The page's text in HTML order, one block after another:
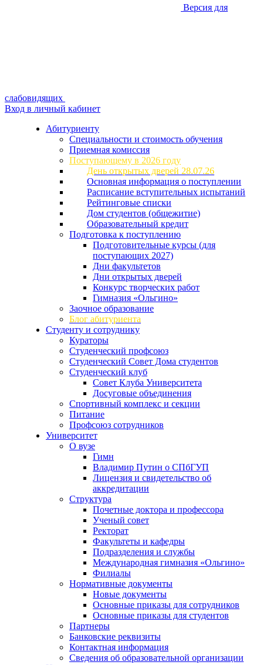
Версия для
слабовидящих
Вход в личный кабинет
Абитуриенту
Специальности и стоимость обучения
Приемная комиссия
Поступающему в 2026 году
День открытых дверей 28.07.26
Основная информация о поступлении
Расписание вступительных испытаний
Рейтинговые списки
Дом студентов (общежитие)
Образовательный кредит
Подготовка к поступлению
Подготовительные курсы (для
поступающих 2027)
Дни факультетов
Дни открытых дверей
Конкурс творческих работ
Гимназия «Ольгино»
Заочное образование
Блог абитуриента
Студенту и сотруднику
Кураторы
Студенческий профсоюз
Студенческий Совет Дома студентов
Студенческий клуб
Совет Клуба Университета
Досуговые объединения
Спортивный комплекс и секции
Питание
Профсоюз сотрудников
Университет
О вузе
Гимн
Владимир Путин о СПбГУП
Лицензия и свидетельство об
аккредитации
Структура
Почетные доктора и профессора
Ученый совет
Ректорат
Факультеты и кафедры
Подразделения и службы
Международная гимназия «Ольгино»
Филиалы
Нормативные документы
Новые документы
Основные приказы для сотрудников
Основные приказы для студентов
Партнеры
Банковские реквизиты
Контактная информация
Сведения об образовательной организации